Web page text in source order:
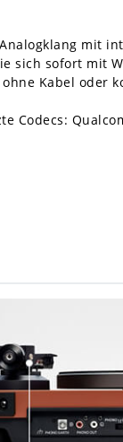
mit
sich sofort mit
Kabel oder
Codecs: